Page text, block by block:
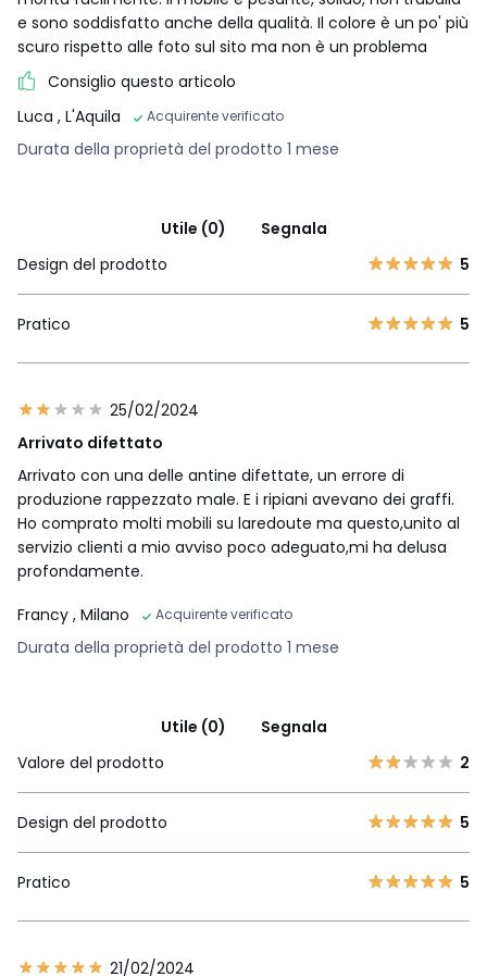
e sono soddisfatto anche della qualità. Il colore è un po' più
scuro rispetto alle foto sul sito ma non è un problema
Consiglio questo articolo
Luca , L'Aquila Acquirente verificato
Durata della proprietà del prodotto 1 mese
Utile (0)
Segnala
Design del prodotto
5
Pratico 5
25/02/2024
Arrivato difettato
Arrivato con una delle antine difettate, un errore di
produzione rappezzato male. E i ripiani avevano dei graffi.
Ho comprato molti mobili su laredoute ma questo,unito al
servizio clienti a mio avviso poco adeguato,mi ha delusa
profondamente.
Francy , Milano Acquirente verificato
Durata della proprietà del prodotto 1 mese
Utile (0)
Segnala
Valore del prodotto
2
Design del prodotto 5
Pratico 5
21/02/2024